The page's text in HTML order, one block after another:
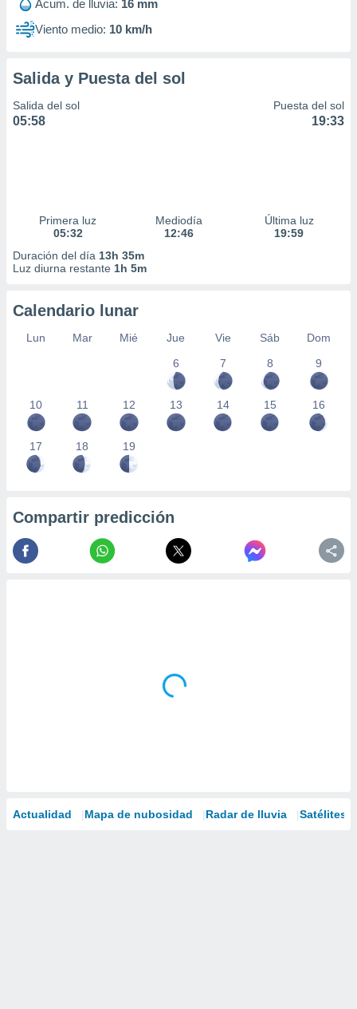
Acum. de lluvia: 16 mm
Viento medio: 10 km/h
Salida y Puesta del sol
Salida del sol
05:58
Puesta del sol
19:33
Primera luz
05:32
Mediodía
12:46
Última luz
19:59
Duración del día 13h 35m
Luz diurna restante 1h 5m
Calendario lunar
Lun Mar Mié Jue Vie Sáb
Dom
6
7 8 9
10 11 12 13 14 15 16
17 18 19
Compartir predicción
Actualidad Mapa de nubosidad Radar de lluvia Satélites